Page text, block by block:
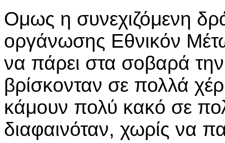
Ομως η συνεχιζόμενη
οργάνωσης Εθνικόν
να πάρει στα σοβαρά
βρίσκονταν σε πολλά
κάμουν πολύ κακό σε
διαφαινόταν, χωρίς να